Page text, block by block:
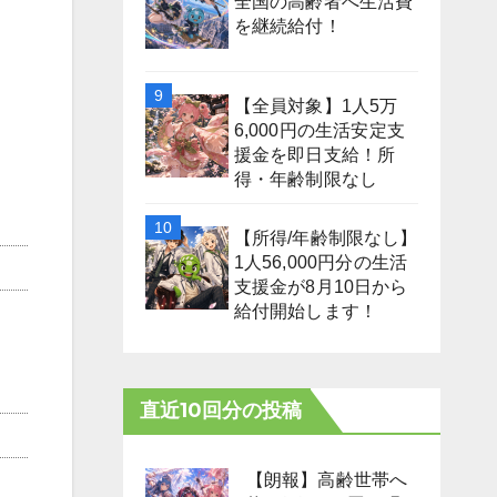
を継続給付！
【全員対象】1人5万
6,000円の生活安定支
援金を即日支給！所
得・年齢制限なし
【所得/年齢制限なし】
1人56,000円分の生活
支援金が8月10日から
給付開始します！
直近10回分の投稿
【朗報】高齢世帯へ